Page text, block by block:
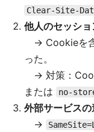
Clear-Site-
他人のセッシ
→ Cookieを含
った。
→ 対策：
または no-
外部サービス
→